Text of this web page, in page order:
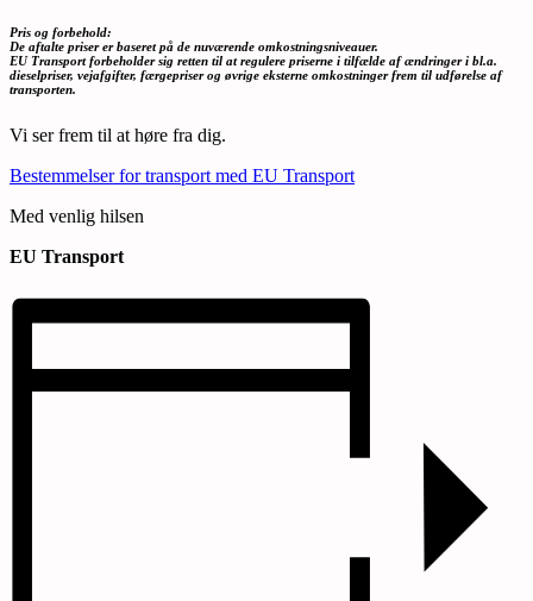
Pris og forbehold:
De aftalte priser er baseret på de nuværende omkostningsniveauer.
EU Transport forbeholder sig retten til at regulere priserne i tilfælde af ændringer i bl.a.
dieselpriser, vejafgifter, færgepriser og øvrige eksterne omkostninger frem til udførelse af
transporten.
Vi ser frem til at høre fra dig.
Bestemmelser for transport med EU Transport
Med venlig hilsen
EU Transport